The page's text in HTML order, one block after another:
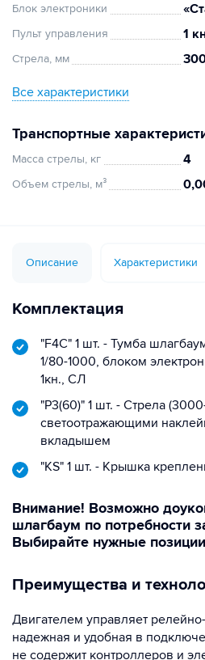
Блок электроники
Пульт управления 1
Стрела, мм
Все характеристики
Транспортные
Масса стрелы, кг 4
Объем стрелы, м³
Описание Характеристики
Комплектация
"F4C" 1 шт. - Тумба
1/80-1000, блоком
1кн., СЛ
"Р3(60)" 1 шт. - Стрела
светоотражающими
вкладышем
"KS" 1 шт. - Крышка
Внимание! Возможно
шлагбаум по потребности
Выбирайте нужные
Преимущества и
Двигателем управляет
надежная и удобная в
не содержит контроллеров и